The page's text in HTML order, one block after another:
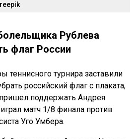
Рублева
флаг России
теннисного турнира заставили
российский флаг с плаката,
поддержать Андрея
матч 1/8 финала против
Уго Умбера.